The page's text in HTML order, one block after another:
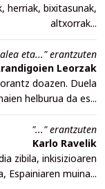
herriak, bixitasunak,
altxorrak...
eta..." erantzuten
Leorzak
doazen. Duela
helburua da es...
"..." erantzuten
Karlo Ravelik
zibila, inkisizioaren
Espainiaren muina...